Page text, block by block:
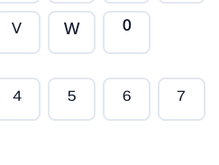
ⱽ ᵂ ⁰
⁴ ⁵ ⁶
⁷